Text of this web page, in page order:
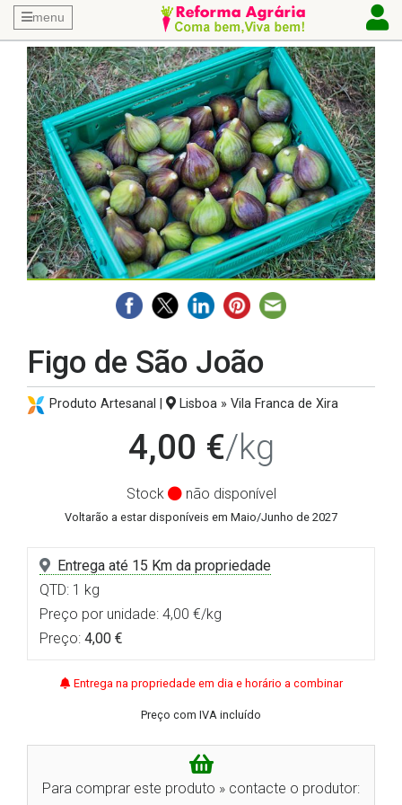
menu
Figo de São João
Produto Artesanal | Lisboa » Vila Franca de Xira
4,00 €/kg
Stock não disponível
Voltarão a estar disponíveis em Maio/Junho de 2027
Entrega até 15 Km da propriedade
QTD: 1 kg
Preço por unidade: 4,00 €/kg
Preço: 4,00 €
Entrega na propriedade em dia e horário a combinar
Preço com IVA incluído
Para comprar este produto » contacte o produtor: